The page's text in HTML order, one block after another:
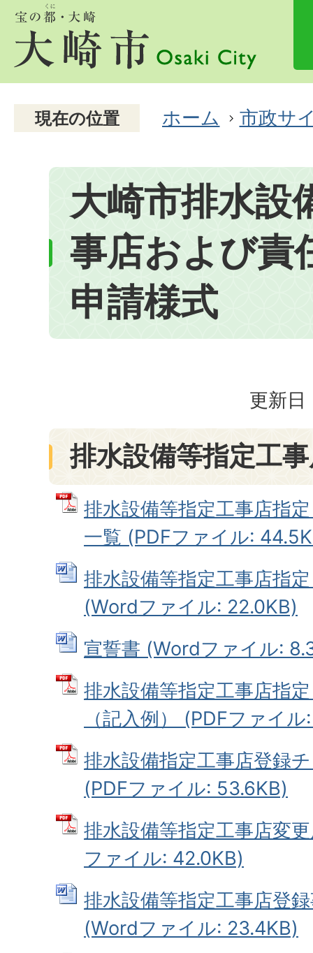
現在の位置 ホーム 市政サ
大崎市排水設
事店および責
申請様式
更新
排水設備等指定工
排水設備等指定工事店指
一覧 (PDFファイル:
排水設備等指定工事店指
(Wordファイル: 22.0KB)
宣誓書 (Wordファイル:
排水設備等指定工事店指
（記入例） (PDFファイ
排水設備指定工事店登録
(PDFファイル: 53.6KB)
排水設備等指定工事店変
ファイル: 42.0KB)
排水設備等指定工事店登
(Wordファイル: 23.4KB)